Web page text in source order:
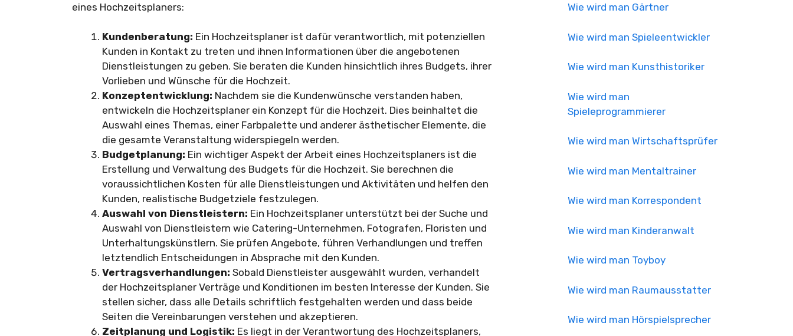
eines Hochzeitsplaners:
Kundenberatung: Ein Hochzeitsplaner ist dafür verantwortlich, mit potenziellen
Kunden in Kontakt zu treten und ihnen Informationen über die angebotenen
Dienstleistungen zu geben. Sie beraten die Kunden hinsichtlich ihres Budgets, ihrer
Vorlieben und Wünsche für die Hochzeit.
Konzeptentwicklung: Nachdem sie die Kundenwünsche verstanden haben,
entwickeln die Hochzeitsplaner ein Konzept für die Hochzeit. Dies beinhaltet die
Auswahl eines Themas, einer Farbpalette und anderer ästhetischer Elemente, die
die gesamte Veranstaltung widerspiegeln werden.
Budgetplanung: Ein wichtiger Aspekt der Arbeit eines Hochzeitsplaners ist die
Erstellung und Verwaltung des Budgets für die Hochzeit. Sie berechnen die
voraussichtlichen Kosten für alle Dienstleistungen und Aktivitäten und helfen den
Kunden, realistische Budgetziele festzulegen.
Auswahl von Dienstleistern: Ein Hochzeitsplaner unterstützt bei der Suche und
Auswahl von Dienstleistern wie Catering-Unternehmen, Fotografen, Floristen und
Unterhaltungskünstlern. Sie prüfen Angebote, führen Verhandlungen und treffen
letztendlich Entscheidungen in Absprache mit den Kunden.
Vertragsverhandlungen: Sobald Dienstleister ausgewählt wurden, verhandelt
der Hochzeitsplaner Verträge und Konditionen im besten Interesse der Kunden. Sie
stellen sicher, dass alle Details schriftlich festgehalten werden und dass beide
Seiten die Vereinbarungen verstehen und akzeptieren.
Zeitplanung und Logistik: Es liegt in der Verantwortung des Hochzeitsplaners,
Wie wird man Gärtner
Wie wird man Spieleentwickler
Wie wird man Kunsthistoriker
Wie wird man
Spieleprogrammierer
Wie wird man Wirtschaftsprüfer
Wie wird man Mentaltrainer
Wie wird man Korrespondent
Wie wird man Kinderanwalt
Wie wird man Toyboy
Wie wird man Raumausstatter
Wie wird man Hörspielsprecher